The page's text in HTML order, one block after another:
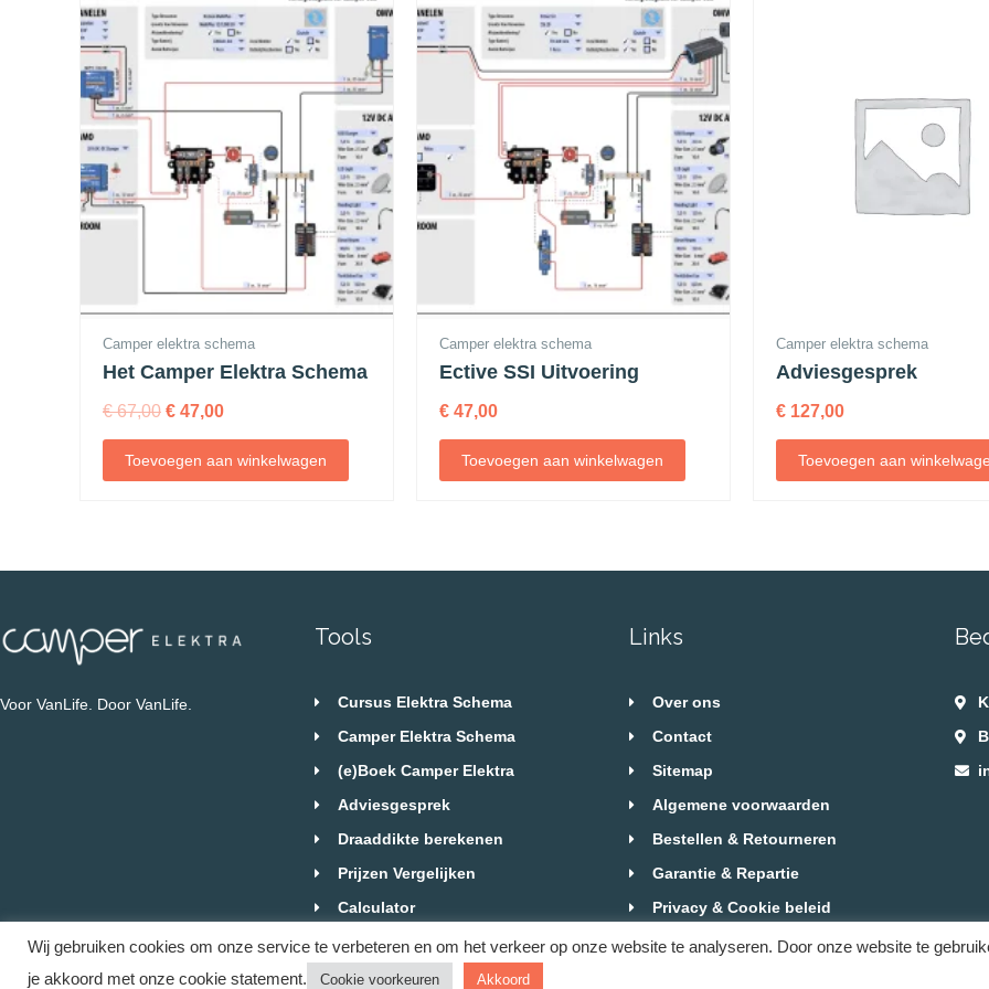
Camper elektra schema
Het Camper Elektra Schema
€67,00 € 47,00
Toevoegen aan winkelwagen
Camper elektra schema
Ective SSI Uitvoering
€ 47,00
Toevoegen aan winkelwagen
Camper elektra schema
Adviesgesprek
€ 127,00
Toevoegen aan
Voor VanLife. Door VanLife.
Tools
Cursus Elektra Schema
Camper Elektra Schema
(e)Boek Camper Elektra
Adviesgesprek
Draaddikte berekenen
Prijzen Vergelijken
Calculator
Blog
Links
Over ons
Contact
Sitemap
Algemene voorwaarden
Bestellen & Retourneren
Garantie & Repartie
Privacy & Cookie beleid
Website in English
Wij gebruiken cookies om onze service te verbeteren en om het verkeer op onze website te analyseren. Door onze website te
je akkoord met onze cookie statement.
Cookie voorkeuren Akkoord